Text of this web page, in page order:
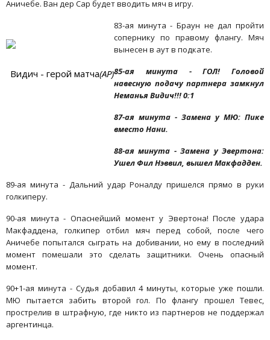
Аничебе. Ван дер Сар будет вводить мяч в игру.
Видич - герой матча(АР)
83-ая минута - Браун не дал пройти
сопернику по правому флангу. Мяч
вынесен в аут в подкате.
85-ая минута - ГОЛ! Головой
навесную подачу партнера замкнул
Неманья Видич!!! 0:1
87-ая минута - Замена у МЮ: Пике
вместо Нани.
88-ая минута - Замена у Эвертона:
Ушел Фил Нэввил, вышел Макфадден.
89-ая минута - Дальний удар Роналду пришелся прямо в руки
голкиперу.
90-ая минута - Опаснейший момент у Эвертона! После удара
Макфаддена, голкипер отбил мяч перед собой, после чего
Аничебе попытался сыграть на добивании, но ему в последний
момент помешали это сделать защитники. Очень опасный
момент.
90+1-ая минута - Судья добавил 4 минуты, которые уже пошли.
МЮ пытается забить второй гол. По флангу прошел Тевес,
прострелив в штрафную, где никто из партнеров не поддержал
аргентинца.